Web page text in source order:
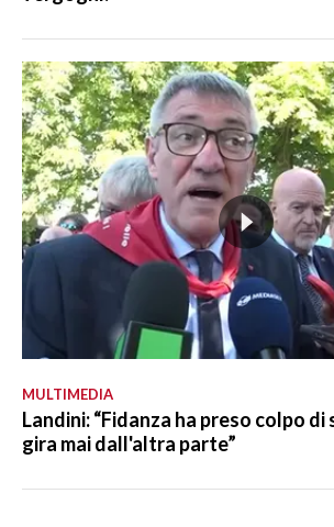
MULTIMEDIA
Landini: “Fidanza ha preso colpo di
gira mai dall'altra parte”